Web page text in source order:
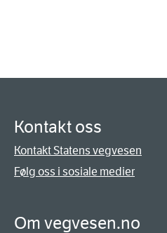
Kontakt oss
Kontakt Statens vegvesen
Følg oss i sosiale medier
Om vegvesen.no